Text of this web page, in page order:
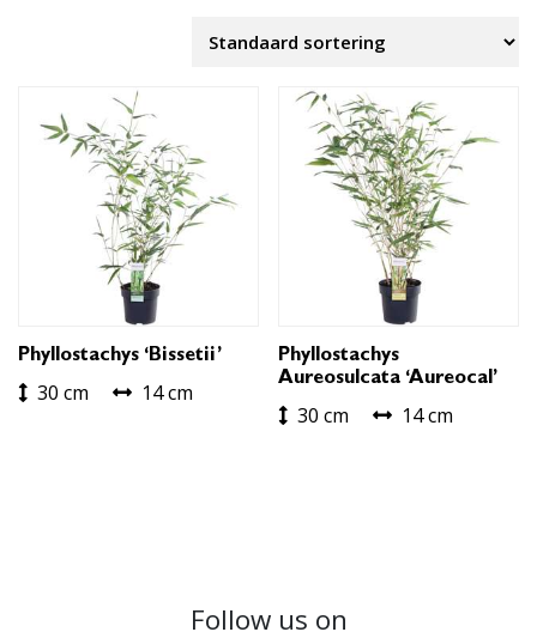
Phyllostachys ‘Bissetii’
30 cm 14 cm
Phyllostachys
Aureosulcata ‘Aureocal’
30 cm 14 cm
Follow us on